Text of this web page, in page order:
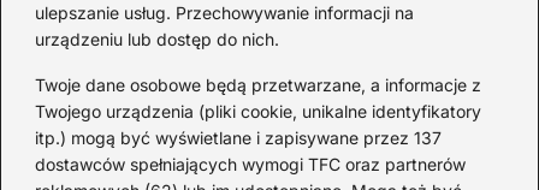
ulepszanie usług. Przechowywanie informacji na
urządzeniu lub dostęp do nich.
Twoje dane osobowe będą przetwarzane, a informacje z
Twojego urządzenia (pliki cookie, unikalne identyfikatory
itp.) mogą być wyświetlane i zapisywane przez 137
dostawców spełniających wymogi TFC oraz partnerów
Redakcja
JazzJuniors.pl to miejsce dla rodziców, nauczycieli,
animatorów i wszystkich, którzy wierzą, że muzyka to coś
więcej niż dźwięki – to emocje, relacje i wspomnienia.